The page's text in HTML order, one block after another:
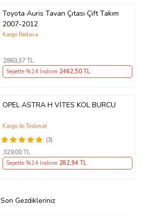
Toyota Auris Tavan Çıtası Çift Takım
2007-2012
Kargo Bedava
2863,37 TL
Sepette %14 İndirim 2462,50 TL
OPEL ASTRA H VİTES KOL BURCU
(3)
Kargo ile Teslimat
329,00 TL
Sepette %14 İndirim 282,94 TL
Son Gezdikleriniz